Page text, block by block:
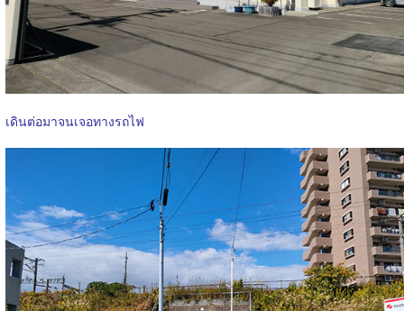
เดินต่อมาจนเจอทางรถไฟ